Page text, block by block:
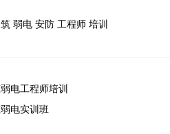
弱电 安防 工程师 培训
电工程师培训
电实训班